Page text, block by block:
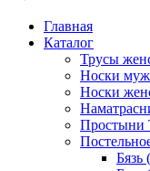
Главная
Каталог
Трусы
Носки
Носки
Простыни
Бязь